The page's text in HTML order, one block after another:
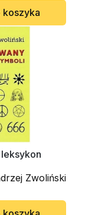
koszyka
Zwoliński